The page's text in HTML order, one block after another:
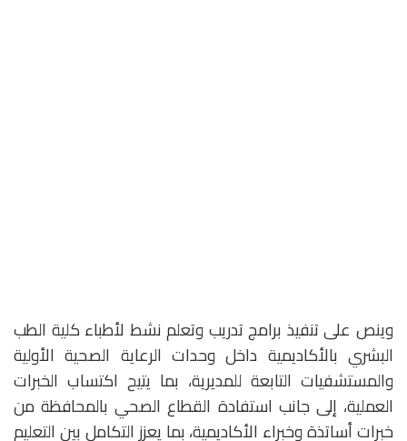
وينص على تنفيذ برامج تدريب وتعلم نشط لأطباء كلية الطب
البشري بالأكاديمية داخل وحدات الرعاية الصحية الأولية
والمستشفيات التابعة للمديرية، بما يتيح اكتساب الخبرات
العملية، إلى جانب استفادة القطاع الصحي بالمحافظة من
خبرات أساتذة وخبراء الأكاديمية، بما يعزز التكامل بين التعليم